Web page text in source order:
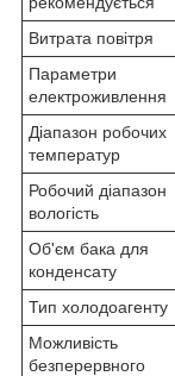
Витрата повітря
Параметри
електроживлення
Діапазон робочих
температур
Робочий діапазон
вологість
Об'єм бака для
конденсату
Тип холодоагенту
Можливість
безперервного